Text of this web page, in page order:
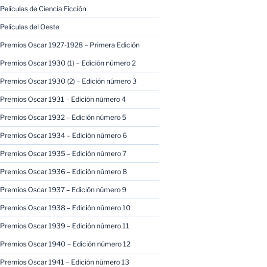
Películas de Ciencia Ficción
Películas del Oeste
Premios Oscar 1927-1928 – Primera Edición
Premios Oscar 1930 (1) – Edición número 2
Premios Oscar 1930 (2) – Edición número 3
Premios Oscar 1931 – Edición número 4
Premios Oscar 1932 – Edición número 5
Premios Oscar 1934 – Edición número 6
Premios Oscar 1935 – Edición número 7
Premios Oscar 1936 – Edición número 8
Premios Oscar 1937 – Edición número 9
Premios Oscar 1938 – Edición número 10
Premios Oscar 1939 – Edición número 11
Premios Oscar 1940 – Edición número 12
Premios Oscar 1941 – Edición número 13